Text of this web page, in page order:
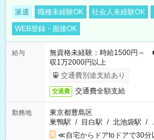
派遣 職種未経験OK 社会人未経験OK
WEB登録・面接OK
給与
無資格未経験：時給1500円
収1万2000円以上
交通費別途支給あり
交通費 交通費全額支給
勤務地
東京都豊島区
巣鴨駅 / 目白駅 / 北池袋駅 /
≪自宅からドアtoドアで30